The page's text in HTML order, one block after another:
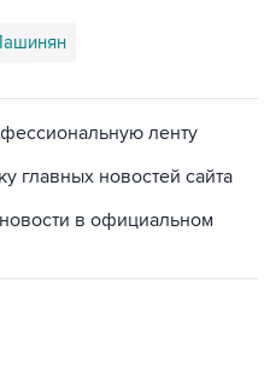
ленту
главных новостей сайта
в официальном